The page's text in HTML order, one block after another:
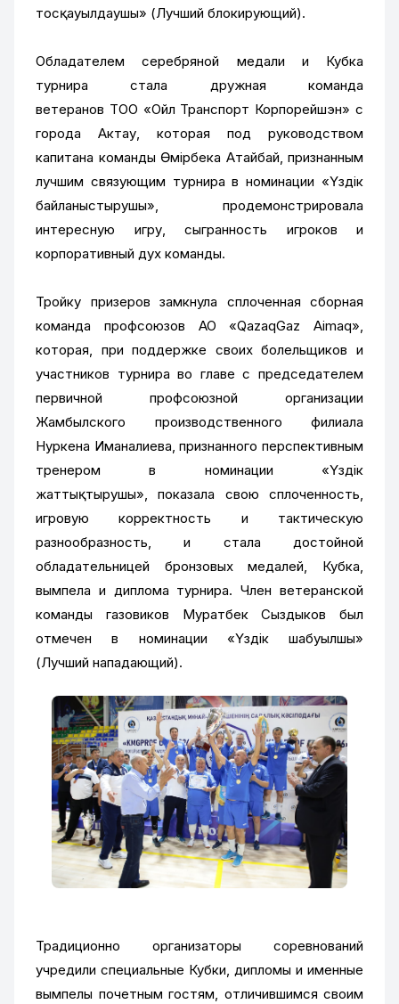
тосқауылдаушы» (Лучший блокирующий).
Обладателем серебряной медали и Кубка
турнира стала дружная команда
ветеранов ТОО «Ойл Транспорт Корпорейшэн» с
города Актау, которая под руководством
капитана команды Өмірбека Атайбай, признанным
лучшим связующим турнира в номинации «Үздік
байланыстырушы», продемонстрировала
интересную игру, сыгранность игроков и
корпоративный дух команды.
Тройку призеров замкнула сплоченная сборная
команда профсоюзов АО «QazaqGaz Aimaq»,
которая, при поддержке своих болельщиков и
участников турнира во главе с председателем
первичной профсоюзной организации
Жамбылского производственного филиала
Нуркена Иманалиева, признанного перспективным
тренером в номинации «Үздік
жаттықтырушы», показала свою сплоченность,
игровую корректность и тактическую
разнообразность, и стала достойной
обладательницей бронзовых медалей, Кубка,
вымпела и диплома турнира. Член ветеранской
команды газовиков Муратбек Сыздыков был
отмечен в номинации «Үздік шабуылшы»
(Лучший нападающий).
Традиционно организаторы соревнований
учредили специальные Кубки, дипломы и именные
вымпелы почетным гостям, отличившимся своим